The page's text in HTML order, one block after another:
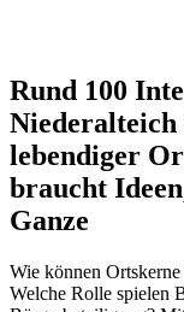
Rund 100
lebendiger
braucht
Ganze
Wie können
Welche Rolle spielen